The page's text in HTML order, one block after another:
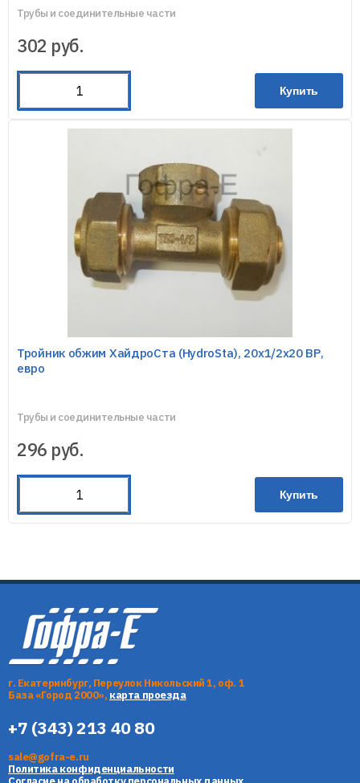
Трубы и соединительные части
302 руб.
Купить
Тройник обжим ХайдроСта (HydroSta), 20х1/2х20 ВР,
евро
Трубы и соединительные части
296 руб.
Купить
г. Екатеринбург, Переулок Никольский 1, оф. 1
База «Город 2000», карта проезда
+7 (343) 213 40 80
sale@gofra-e.ru
Политика конфиденциальности